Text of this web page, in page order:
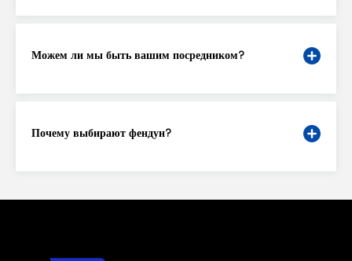
Можем ли мы быть вашим посредником?
Почему выбирают фендун?